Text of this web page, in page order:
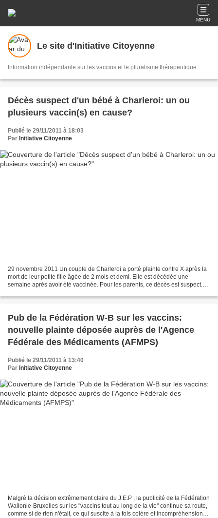
MENU
Le site d'Initiative Citoyenne
Information indépendante sur les vaccins et le pluralisme thérapeutique
Décès suspect d'un bébé à Charleroi: un ou
plusieurs vaccin(s) en cause?
Publié le 29/11/2011 à 18:03
Par Initiative Citoyenne
29 novembre 2011 Un couple de Charleroi a porté plainte contre X après la
mort de leur petite fille âgée de 2 mois et demi. Elle est décédée une
semaine après avoir été vaccinée. Pour les parents, ce décès est suspect.
Pub de la Fédération W-B sur les vaccins:
nouvelle plainte déposée auprès de l'Agence
Fédérale des Médicaments (AFMPS)
Publié le 29/11/2011 à 13:40
Par Initiative Citoyenne
Malgré la décision extrêmement claire du J.E.P , la publicité de la Fédération
Wallonie-Bruxelles sur les "vaccins tout au long de la vie" continue sa route,
comme si de rien n'était, ce qui suscite à la fois colère et incompréhension